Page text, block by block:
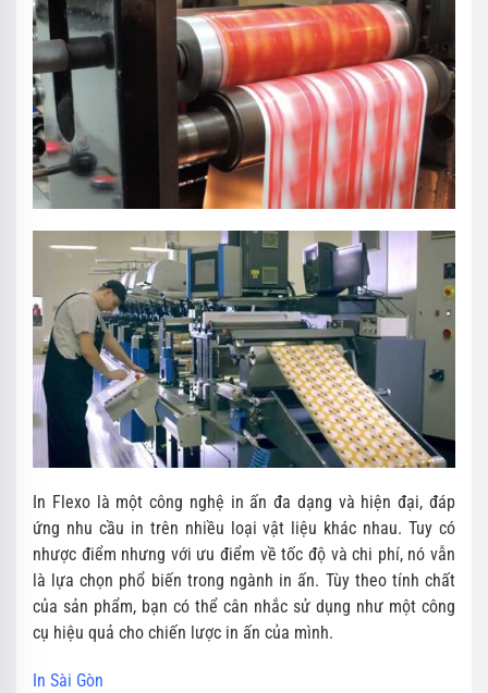
In Flexo là một công nghệ in ấn đa dạng và hiện đại, đáp
ứng nhu cầu in trên nhiều loại vật liệu khác nhau. Tuy có
nhược điểm nhưng với ưu điểm về tốc độ và chi phí, nó vẫn
là lựa chọn phổ biến trong ngành in ấn. Tùy theo tính chất
của sản phẩm, bạn có thể cân nhắc sử dụng như một công
cụ hiệu quả cho chiến lược in ấn của mình.
In Sài Gòn